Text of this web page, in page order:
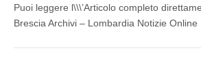
Puoi leggere l\\\’Articolo completo
Brescia Archivi – Lombardia Notizie Online